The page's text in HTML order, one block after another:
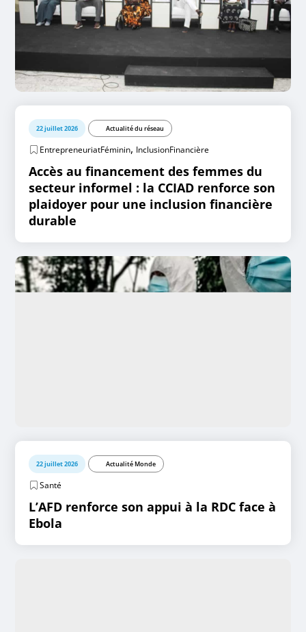
22 juillet 2026 Actualité du réseau
EntrepreneuriatFéminin, InclusionFinancière
Accès au financement des femmes du
secteur informel : la CCIAD renforce son
plaidoyer pour une inclusion financière
durable
22 juillet 2026 Actualité Monde
Santé
L’AFD renforce son appui à la RDC face à
Ebola